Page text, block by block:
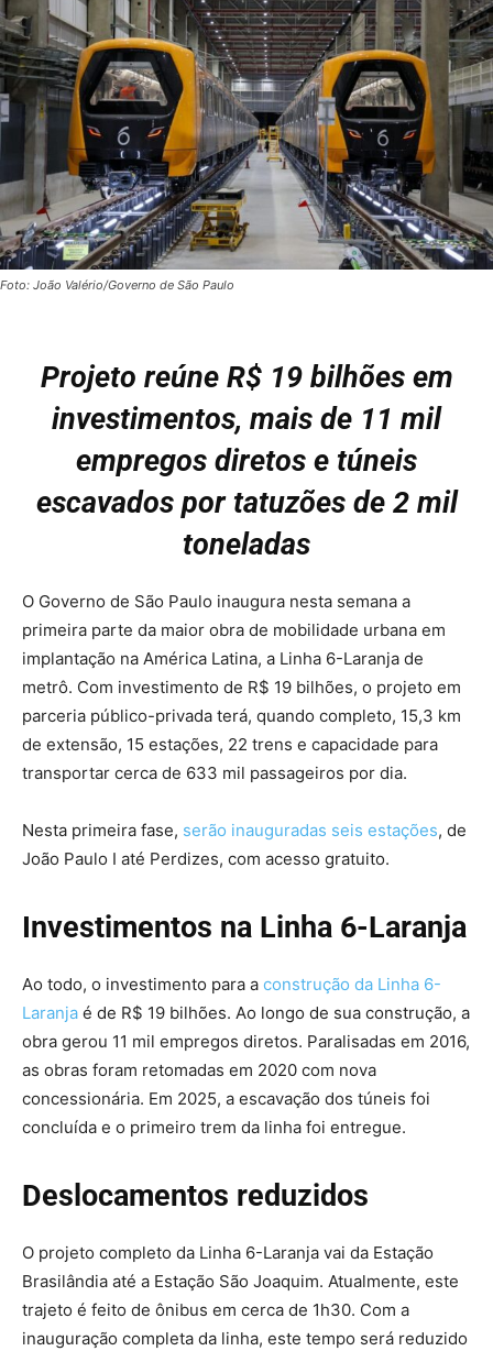
Foto: João Valério/Governo de São Paulo
Projeto reúne R$ 19 bilhões em
investimentos, mais de 11 mil
empregos diretos e túneis
escavados por tatuzões de 2 mil
toneladas
O Governo de São Paulo inaugura nesta semana a
primeira parte da maior obra de mobilidade urbana em
implantação na América Latina, a Linha 6-Laranja de
metrô. Com investimento de R$ 19 bilhões, o projeto em
parceria público-privada terá, quando completo, 15,3 km
de extensão, 15 estações, 22 trens e capacidade para
transportar cerca de 633 mil passageiros por dia.
Nesta primeira fase, serão inauguradas seis estações, de
João Paulo I até Perdizes, com acesso gratuito.
Investimentos na Linha 6-Laranja
Ao todo, o investimento para a construção da Linha 6-
Laranja é de R$ 19 bilhões. Ao longo de sua construção, a
obra gerou 11 mil empregos diretos. Paralisadas em 2016,
as obras foram retomadas em 2020 com nova
concessionária. Em 2025, a escavação dos túneis foi
concluída e o primeiro trem da linha foi entregue.
Deslocamentos reduzidos
O projeto completo da Linha 6-Laranja vai da Estação
Brasilândia até a Estação São Joaquim. Atualmente, este
trajeto é feito de ônibus em cerca de 1h30. Com a
inauguração completa da linha, este tempo será reduzido